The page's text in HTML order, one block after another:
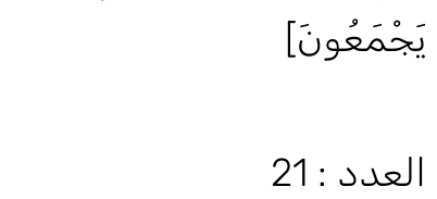
يَجْمَعُونَ]
العدد : 21